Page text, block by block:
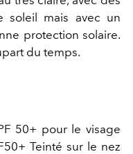
soleil mais avec un
protection solaire.
du temps.
50+ pour le visage
Teinté sur le nez